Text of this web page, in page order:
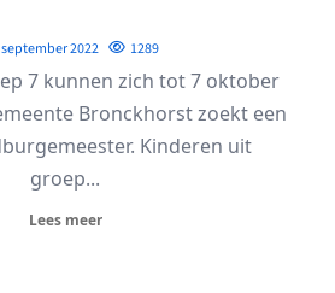
september 2022 1289
7 kunnen zich tot 7 oktober
Bronckhorst zoekt een
Kinderen uit
groep...
Lees meer